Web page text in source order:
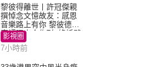
黎彼得離世丨許冠傑親
撰悼念文憶故友：感恩
音樂路上有你 黎彼德曾
直認唔夾合作7年終拆夥
影視圈
7小時前